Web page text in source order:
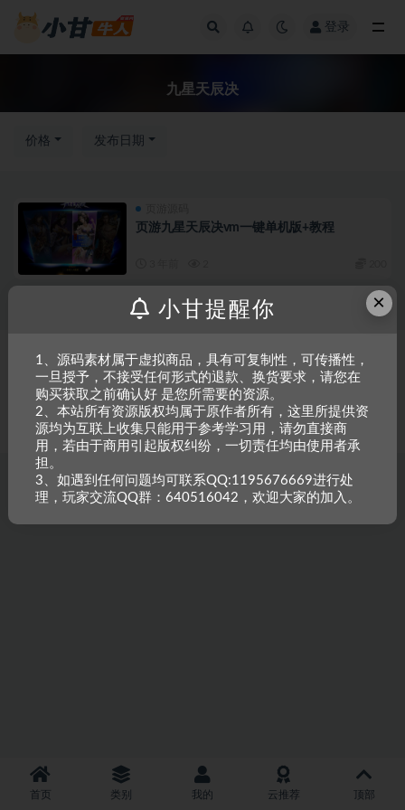
登录
九星天辰决
价格 发布日期
页游九星天辰决vm一键单机版+教程
Copyright © 2023 小甘牛人资源网 - All rights reserved
粤ICP备2023002201
号-1
本站是一个坚持做精品资源的网站，会长期坚持更新资源，以共享为原则，尊
重原创，如需搬资源请先与站长沟通，恶意搬运封禁账号。
首页 类别 我的 云推荐 顶部
×
小甘提醒你
1、源码素材属于虚拟商品，具有可复制性，可传播性，
一旦授予，不接受任何形式的退款、换货要求，请您在
购买获取之前确认好 是您所需要的资源。
2、本站所有资源版权均属于原作者所有，这里所提供资
源均为互联上收集只能用于参考学习用，请勿直接商
用，若由于商用引起版权纠纷，一切责任均由使用者承
担。
3、如遇到任何问题均可联系QQ:1195676669进行处
理，玩家交流QQ群：640516042，欢迎大家的加入。